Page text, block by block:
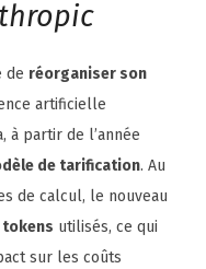
de réorganiser son
artificielle
à partir de l’année
de tarification. Au
de calcul, le nouveau
tokens utilisés, ce qui
sur les coûts